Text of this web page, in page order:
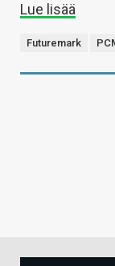
Lue lisää
Futuremark